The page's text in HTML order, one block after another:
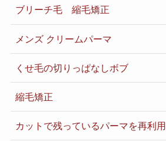
ブリーチ毛 縮毛矯正
メンズ クリームパーマ
くせ毛の切りっぱなしボブ
縮毛矯正
カットで残っているパーマを再利用